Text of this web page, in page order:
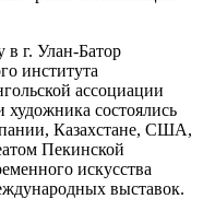
г. Улан-Батор
института
ассоциации
состоялись
Казахстане, США,
Пекинской
искусства
выставок.